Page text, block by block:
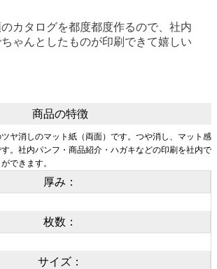
カタログを都度都度作るので、社内
ゃんとしたものが印刷できて嬉しい
商品の特徴
ヤ消しのマット紙（両面）です。つや消し、マット感
。社内パンフ・商品紹介・ハガキなどの印刷を社内で
できます。
厚み：
枚数：
サイズ：